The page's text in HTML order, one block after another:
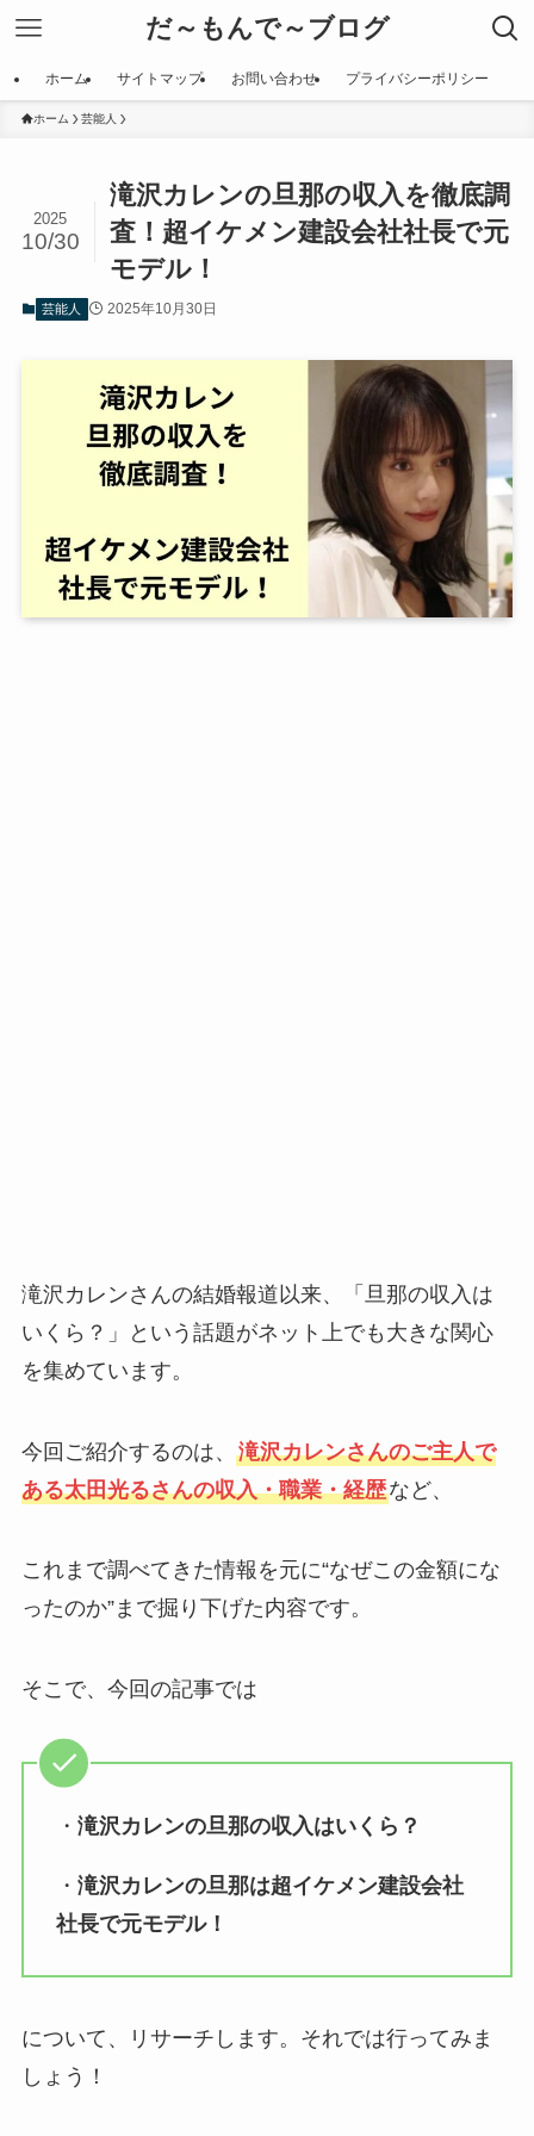
だ～もんで～ブログ
ホーム サイトマップ お問い合わせ プライバシーポリシー
ホーム 芸能人
滝沢カレンの旦那の収入を徹底調
査！超イケメン建設会社社長で元
モデル！
2025
10/30
芸能人 2025年10月30日
滝沢カレンさんの結婚報道以来、「旦那の収入は
いくら？」という話題がネット上でも大きな関心
を集めています。
今回ご紹介するのは、 滝沢カレンさんのご主人で
ある太田光るさんの収入・職業・経歴など、
これまで調べてきた情報を元に“なぜこの金額にな
ったのか”まで掘り下げた内容です。
そこで、今回の記事では
・ 滝沢カレンの旦那の収入はいくら？
・ 滝沢カレンの旦那は超イケメン建設会社
社長で元モデル！
について、リサーチします。それでは行ってみま
しょう！